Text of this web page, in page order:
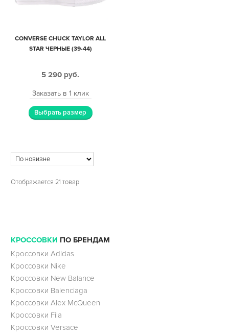
CONVERSE CHUCK TAYLOR ALL
STAR ЧЕРНЫЕ (39-44)
5 290 руб.
Заказать в 1 клик
Выбрать размер
Отображается 21 товар
КРОССОВКИ ПО БРЕНДАМ
Кроссовки Adidas
Кроссовки Nike
Кроссовки New Balance
Кроссовки Balenciaga
Кроссовки Alex McQueen
Кроссовки Fila
Кроссовки Versace